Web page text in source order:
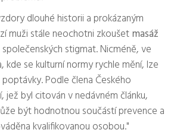
dlouhé historii a prokázaným
muži stále neochotni zkoušetmasáž
stigmat. Nicméně, ve
kde se kulturní normy rychle mění, lze
Podle člena Českého
jež byl citován v nedávném článku,
být hodnotnou součástí prevence a
kvalifikovanou osobou."